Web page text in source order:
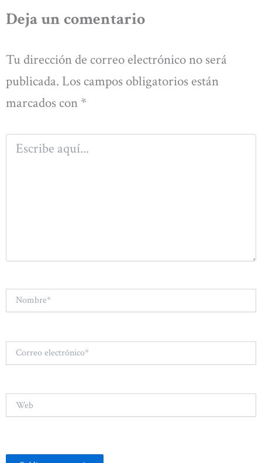
Deja un comentario
Tu dirección de correo electrónico no será
publicada. Los campos obligatorios están
marcados con *
aquí...
Nombre*
electrónico*